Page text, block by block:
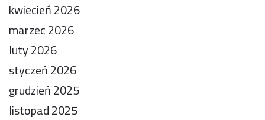
kwiecień 2026
marzec 2026
luty 2026
styczeń 2026
grudzień 2025
listopad 2025